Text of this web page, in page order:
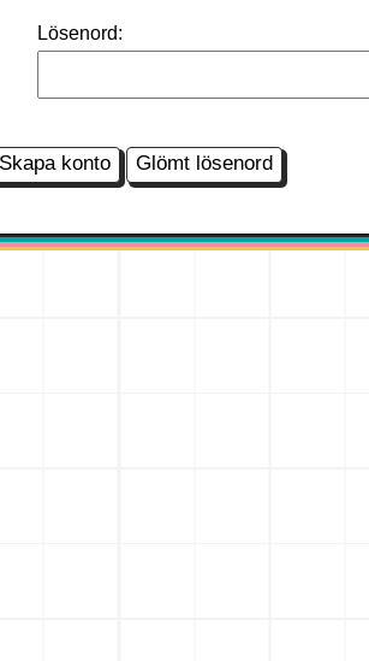
Lösenord:
Skapa konto Glömt lösenord